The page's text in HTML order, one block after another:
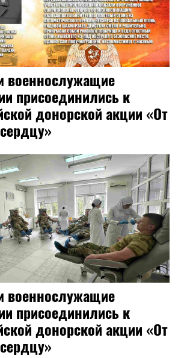
военнослужащие
присоединились к
донорской акции «От
военнослужащие
присоединились к
донорской акции «От